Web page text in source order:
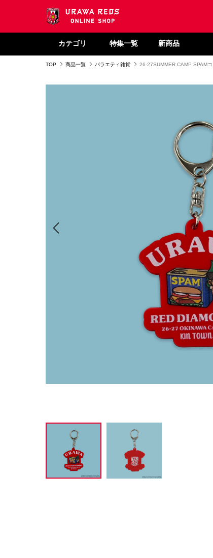
カテゴリ 特集一覧 新商品
TOP 商品一覧 バラエティ雑貨 26-27SUMMER CAMP SPAM